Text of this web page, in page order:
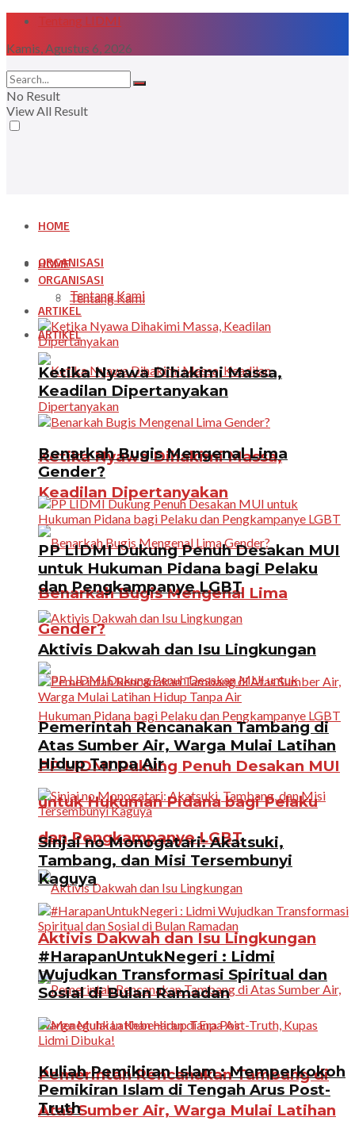
Tentang LIDMI
Kamis, Agustus 6, 2026
No Result
View All Result
HOME
ORGANISASI
Tentang Kami
ARTIKEL
Ketika Nyawa Dihakimi Massa,
Keadilan Dipertanyakan
Benarkah Bugis Mengenal Lima
Gender?
PP LIDMI Dukung Penuh Desakan MUI
untuk Hukuman Pidana bagi Pelaku
dan Pengkampanye LGBT
Aktivis Dakwah dan Isu Lingkungan
Pemerintah Rencanakan Tambang di
Atas Sumber Air, Warga Mulai Latihan
HOME
ORGANISASI
Tentang Kami
ARTIKEL
Ketika Nyawa Dihakimi Massa,
Keadilan Dipertanyakan
Benarkah Bugis Mengenal Lima
Gender?
PP LIDMI Dukung Penuh Desakan MUI
untuk Hukuman Pidana bagi Pelaku
dan Pengkampanye LGBT
Aktivis Dakwah dan Isu Lingkungan
Pemerintah Rencanakan Tambang di
Atas Sumber Air, Warga Mulai Latihan
Hidup Tanpa Air
Sinjai no Monogatari: Akatsuki,
Tambang, dan Misi Tersembunyi
Kaguya
#HarapanUntukNegeri : Lidmi
Wujudkan Transformasi Spiritual dan
Sosial di Bulan Ramadan
Kuliah Pemikiran Islam : Memperkokoh
Pemikiran Islam di Tengah Arus Post-
Truth